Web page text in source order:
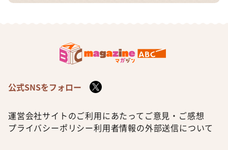
公式SNSをフォロー
運営会社サイトのご利用にあたって ご意見・ご感想
プライバシーポリシー利用者情報の外部送信について